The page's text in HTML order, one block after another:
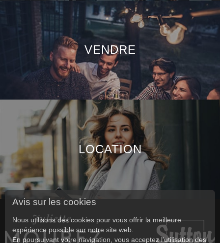
VENDRE
LOCATION
Avis sur les cookies
Nous utilisons des cookies pour vous offrir la meilleure
expérience possible sur notre site web.
En poursuivant votre navigation, vous acceptez l'utilisation des